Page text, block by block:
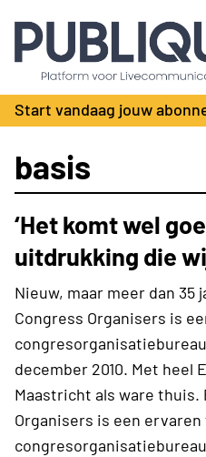
Industry Dashboard
Vacatures
Kalender
Producten
Bedrijvengids
Locatie Finder
Contact
Over ons
Adverteren
Abonnementen
Start vandaag jouw
basis
‘Het komt wel
uitdrukking die
Nieuw, maar meer dan 35
Congress Organisers is
december 2010. Met heel
Maastricht als ware thuis.
Organisers is een